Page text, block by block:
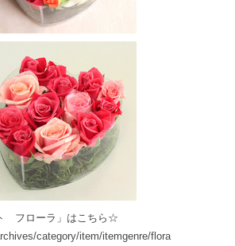
フローラ」はこちら☆
category/item/itemgenre/flora